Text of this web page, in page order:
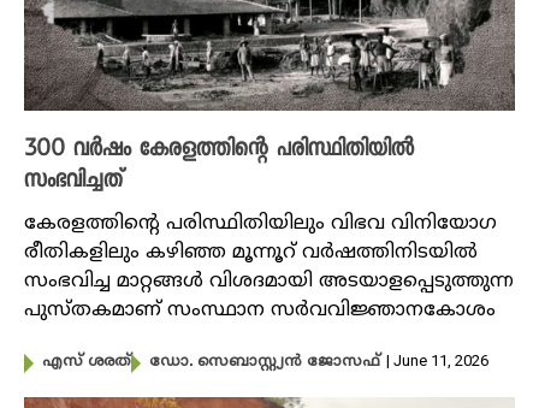
300 വ‍ർഷം കേരളത്തിന്റെ പരിസ്ഥിതിയിൽ
സംഭവിച്ചത്‌
കേരളത്തിന്റെ പരിസ്ഥിതിയിലും വിഭവ വിനിയോ​ഗ
രീതികളിലും കഴിഞ്ഞ മൂന്നൂറ് വർഷത്തിനിടയിൽ
സംഭവിച്ച മാറ്റങ്ങൾ വിശദമായി അടയാളപ്പെടുത്തുന്ന
പുസ്തകമാണ് സംസ്ഥാന സർവവിജ്ഞാനകോശം
എസ് ശരത് ഡോ. സെബാസ്റ്റ്യൻ ജോസഫ് | June 11, 2026